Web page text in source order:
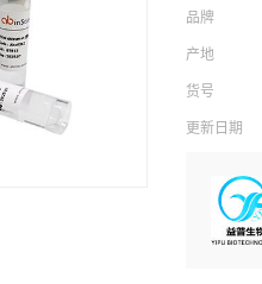
品牌
产地
货号
更新日期